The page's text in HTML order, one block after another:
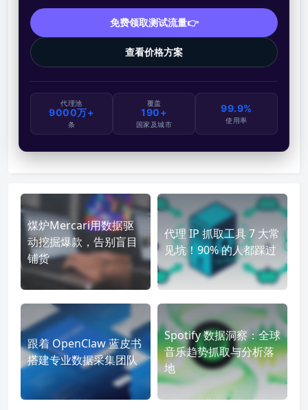
免费领取测试流量👉
查看价格方案
代理池
9000万+
条
覆盖
190+
国家及城市
99.9%
使用率
煤炉Mercari用数据驱
动挖掘爆款，告别盲目
铺货
代理 IP 抓取工具 7 大常
见坑！90% 的人都踩过
跟着 OpenClaw 蓝皮书
搭建专业数据采集团队
Spotify 数据洞察：全球
音乐趋势抓取与分析落
地